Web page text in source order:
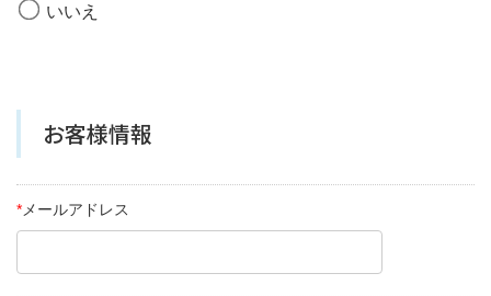
いいえ
お客様情報
* メールアドレス